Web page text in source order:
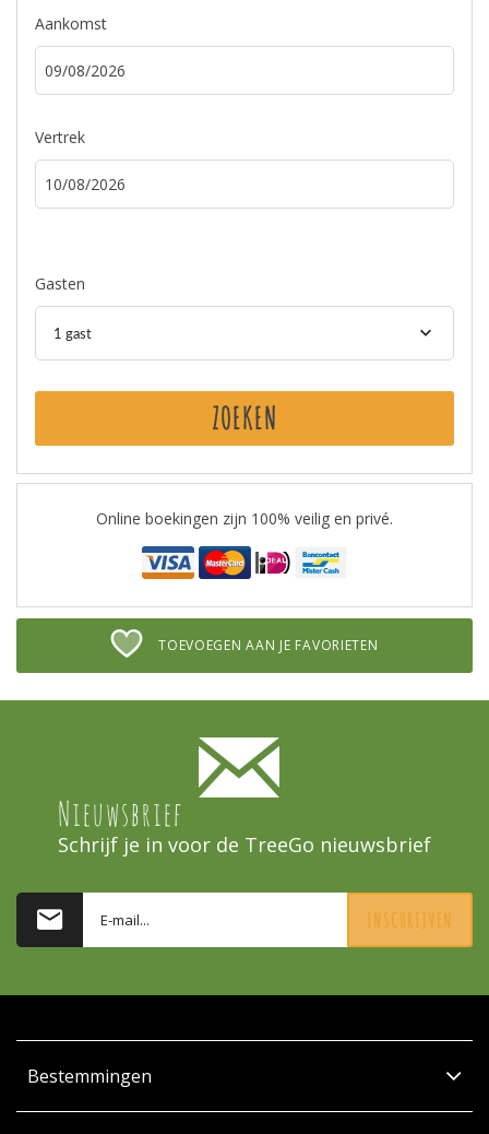
Aankomst
Vertrek
Gasten
1 gast
ZOEKEN
Online boekingen zijn 100% veilig en privé.
TOEVOEGEN AAN JE FAVORIETEN
Nieuwsbrief
Schrijf je in voor de TreeGo nieuwsbrief
INSCHRIJVEN
Bestemmingen